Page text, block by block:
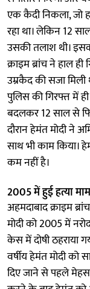
एक कैदी निकला, जो
रहा था। लेकिन 12
उसकी तलाश थी।
क्राइम ब्रांच ने हाल
उम्रकैद की सजा
पुलिस की गिरफ्त में
बदलकर 12 साल से
दौरान हेमंत मोदी ने
साथ भी काम किया।
कम नहीं है।
2005 में हुई हत्या
अहमदाबाद क्राइम
मोदी को 2005 में
केस में दोषी ठहराया
वर्षीय हेमंत मोदी को
दिए जाने से पहले